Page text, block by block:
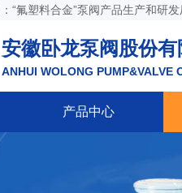
“氟塑料合金”泵阀产品生产和研发
安徽卧龙泵阀股份有
ANHUI WOLONG PUMP&VALVE
产品中心